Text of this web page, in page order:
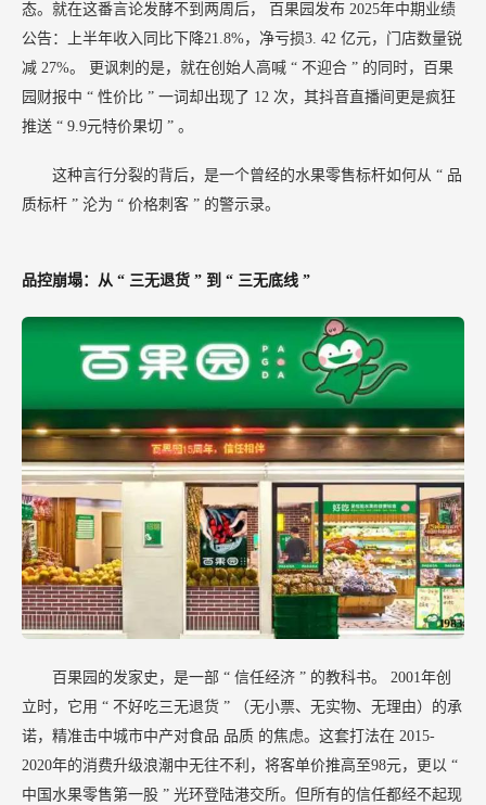
态。就在这番言论发酵不到两周后，
百果园发布 2025年中期业绩
公告：上半年收入同比下降21.8%，净亏损3. 42 亿元，门店数量锐
减 27%。 更讽刺的是，就在创始人高喊 “ 不迎合 ” 的同时，百果
园财报中 “ 性价比 ” 一词却出现了 12 次，其抖音直播间更是疯狂
推送 “ 9.9元特价果切 ” 。
这种言行分裂的背后，是一个曾经的水果零售标杆如何从 “ 品
质标杆 ” 沦为 “ 价格刺客 ” 的警示录。
品控崩塌：从 “ 三无退货 ” 到 “ 三无底线 ”
百果园的发家史，是一部 “ 信任经济 ” 的教科书。 2001年创
立时，它用 “ 不好吃三无退货 ”
（无小票、无实物、无理由）的承
诺，精准击中城市中产对食品 品质 的焦虑。这套打法在 2015-
2020年的消费升级浪潮中无往不利，将客单价推高至98元，更以 “
中国水果零售第一股 ” 光环登陆港交所。但所有的信任都经不起现